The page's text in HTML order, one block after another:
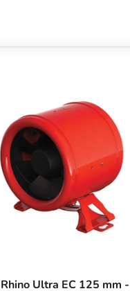
Ultra EC 125 mm